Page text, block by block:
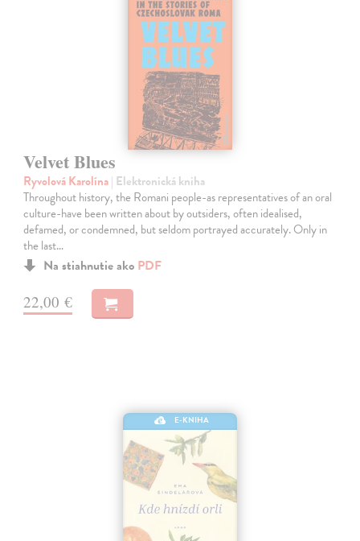
Velvet Blues
Ryvolová Karolína| Elektronická kniha
Throughout history, the Romani people-as representatives of an oral
culture-have been written about by outsiders, often idealised,
defamed, or condemned, but seldom portrayed accurately. Only in
the last…
Na stiahnutie ako PDF
22,00 €
E-KNIHA